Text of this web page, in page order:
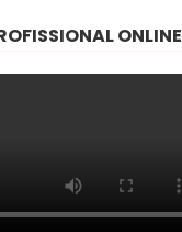
ONLINE